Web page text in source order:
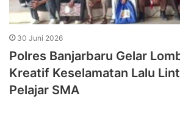
30 Juni 2026
Polres Banjarbaru Gelar
Kreatif Keselamatan Lalu
Pelajar SMA